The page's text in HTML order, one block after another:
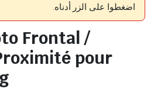
اضغطوا على الزر أدناه.
Frontal /
pour